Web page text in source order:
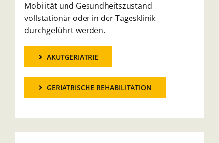
Mobilität und Gesundheitszustand
vollstationär oder in der Tagesklinik
durchgeführt werden.
AKUTGERIATRIE
GERIATRISCHE REHABILITATION